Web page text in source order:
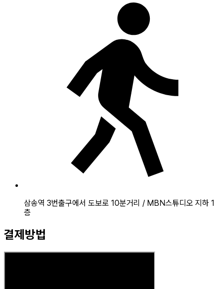
삼송역 3번출구에서 도보로 10분거리 / MBN스튜디오 지하 1
층
결제방법